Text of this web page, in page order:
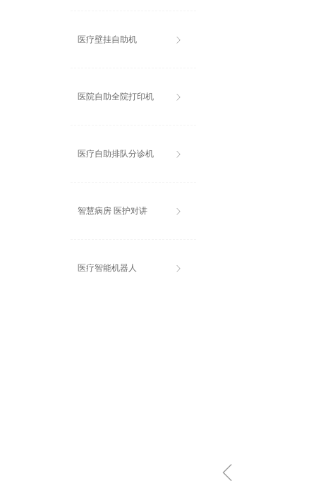
ꁆ
医疗壁挂自助机 ꁕ
医院自助全院打印机 ꁕ
医疗自助排队分诊机 ꁕ
智慧病房 医护对讲 ꁕ
医疗智能机器人 ꁕ